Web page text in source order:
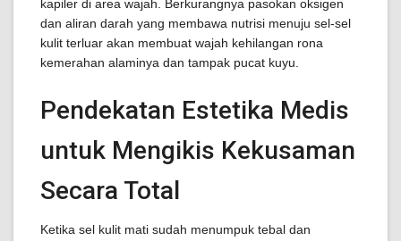
kapiler di area wajah. Berkurangnya pasokan oksigen
dan aliran darah yang membawa nutrisi menuju sel-sel
kulit terluar akan membuat wajah kehilangan rona
kemerahan alaminya dan tampak pucat kuyu.
Pendekatan Estetika Medis
untuk Mengikis Kekusaman
Secara Total
Ketika sel kulit mati sudah menumpuk tebal dan